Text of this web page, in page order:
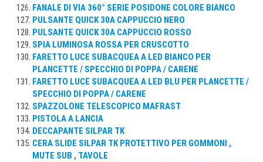
FANALE DI VIA 360° SERIE POSIDONE COLORE BIANCO
PULSANTE QUICK 30A CAPPUCCIO NERO
PULSANTE QUICK 30A CAPPUCCIO ROSSO
SPIA LUMINOSA ROSSA PER CRUSCOTTO
FARETTO LUCE SUBACQUEA A LED BIANCO PER
PLANCETTE / SPECCHIO DI POPPA / CARENE
FARETTO LUCE SUBACQUEA A LED BLU PER PLANCETTE /
SPECCHIO DI POPPA / CARENE
SPAZZOLONE TELESCOPICO MAFRAST
PISTOLA A LANCIA
DECCAPANTE SILPAR TK
CERA SLIDE SILPAR TK PROTETTIVO PER GOMMONI ,
MUTE SUB , TAVOLE